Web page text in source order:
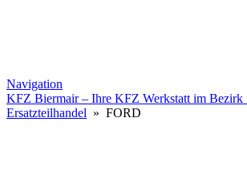
Navigation
KFZ Biermair – Ihre KFZ Werkstatt im Bezirk
Ersatzteilhandel » FORD